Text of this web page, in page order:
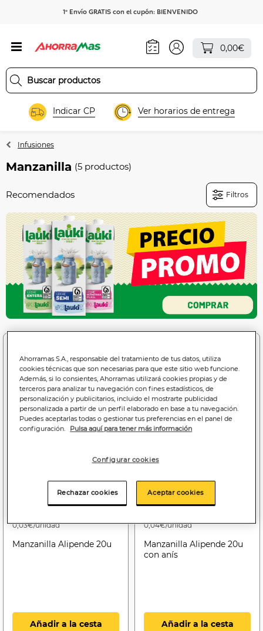
1º Envío GRATIS con el cupón: BIENVENIDO
0,00€
Indicar CP Ver horarios de entrega
Infusiones
Manzanilla (5 productos)
Filtros
0,03€/unidad
Manzanilla Alipende 20u
Añadir a la cesta
0
0,04€/unidad
Manzanilla Alipende 20u
con anís
Añadir a la cesta
Ahorramas S.A., responsable del tratamiento de tus datos, utiliza
cookies técnicas que son necesarias para que este sitio web funcione.
Además, si lo consientes, Ahorramas utilizará cookies propias y de
terceros para analizar tu navegación con fines estadísticos, de
personalización y publicitarios, incluido el mostrarte publicidad
personalizada a partir de un perfil elaborado en base a tu navegación.
Puedes aceptarlas todas o gestionar tus preferencias en el panel de
configuración.
Pulsa aquí para tener más información
Configurar cookies
Rechazar cookies Aceptar cookies